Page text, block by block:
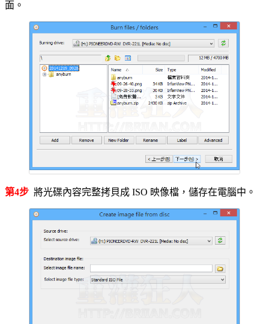
面。
第4步 將光碟內容完整拷貝成 ISO 映像檔，儲存在電腦中。